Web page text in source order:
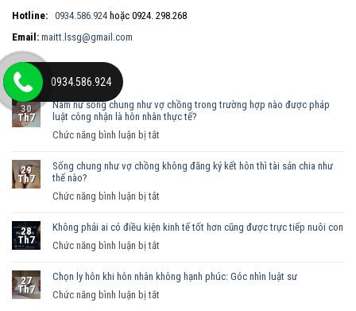
Hotline: 0934.586.924 hoặc 0924. 298.268
Email: maitt.lssg@gmail.com
BÀI VIẾT MỚI
30
Th7
Nam nữ sống chung như vợ chồng trong trường hợp nào được pháp
luật công nhận là hôn nhân thực tế?
Chức năng bình luận bị tắt
nữ
vợ
trường
29
Th7
Sống chung như vợ chồng không đăng ký kết hôn thì tài sản chia như
thế nào?
Chức năng bình luận bị tắt
chung
chồng
28
Th7
Không phải ai có điều kiện kinh tế tốt hơn cũng được trực tiếp nuôi con
Chức năng bình luận bị tắt
phải
27
Th7
Chọn ly hôn khi hôn nhân không hạnh phúc: Góc nhìn luật sư
Chức năng bình luận bị tắt
0934.586.924